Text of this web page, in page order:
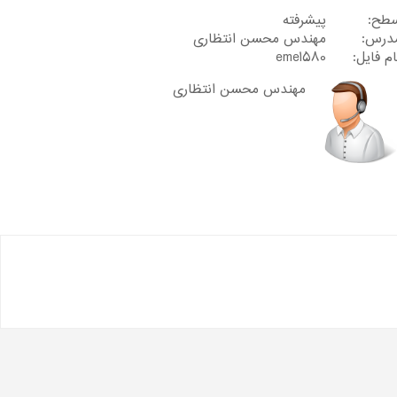
پیشرفته
مهندس محسن انتظاری
فایل:
eme1580
مهندس محسن انتظاری